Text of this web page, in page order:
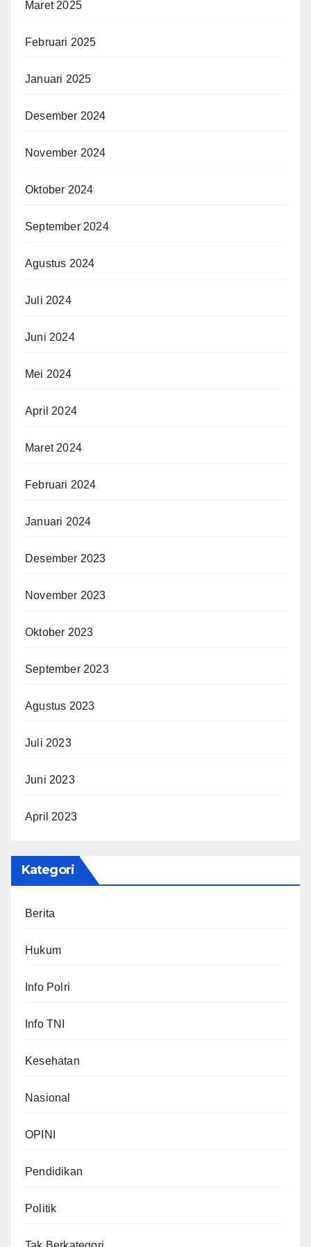
Maret 2025
Februari 2025
Januari 2025
Desember 2024
November 2024
Oktober 2024
September 2024
Agustus 2024
Juli 2024
Juni 2024
Mei 2024
April 2024
Maret 2024
Februari 2024
Januari 2024
Desember 2023
November 2023
Oktober 2023
September 2023
Agustus 2023
Juli 2023
Juni 2023
April 2023
Kategori
Berita
Hukum
Info Polri
Info TNI
Kesehatan
Nasional
OPINI
Pendidikan
Politik